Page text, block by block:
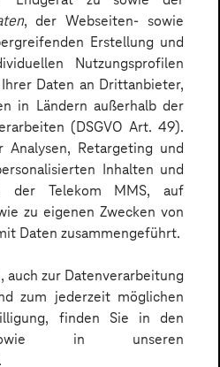
, der Webseiten- sowie
Erstellung und
Nutzungsprofilen
Daten an Drittanbieter,
in Ländern außerhalb der
(DSGVO Art. 49).
Retargeting und
Inhalten und
der Telekom MMS, auf
zu eigenen Zwecken von
Daten zusammengeführt.
zur Datenverarbeitung
zum jederzeit möglichen
finden Sie in den
in unseren
EU AI Act und DSGVO –
Priorisierungsframework